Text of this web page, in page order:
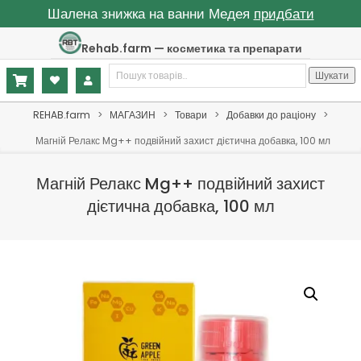
Шалена знижка на ванни Медея придбати
to
content
Rehab.farm — косметика та препарати
Шукати: Шукати
PrimaryREHAB.farm > МАГАЗИН > Товари > Добавки до раціону >
Магній Релакс Mg++ подвійний захист дієтична добавка, 100 мл
Магній Релакс Mg++ подвійний захист
дієтична добавка, 100 мл